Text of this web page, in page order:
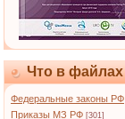
Что в файлах
Федеральные законы РФ
Приказы МЗ РФ [301]